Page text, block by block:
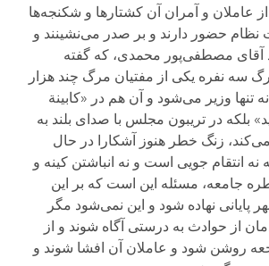
عاملان و آمران آن کشتار‌ها و شکنجه‌ها
نظام حضور دارند و بر صدر می‌نشینند و
آقای مصطفی‌پور محمدی، که گفته
سه نفره یکی از مفتیان مرگ چند هزار
۶۷ بوده، نه تنها وزیر می‌شود و آن هم در «کابینة
بلکه در تریبون مجلس با صدای بلند به
زنگ خطر هنوز آشکارا در حال
انتقام جویی است و نه انباشتن کینه و
جامعه، مسئله این است که بر این
پایانی نهاده شود و این نمی‌شود مگر
از حوادث به درستی آگاه شوند و از
روشن شود و عاملان آن افشا شوند و